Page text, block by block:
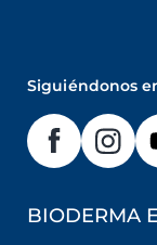
Siguiéndonos
BIODERMA